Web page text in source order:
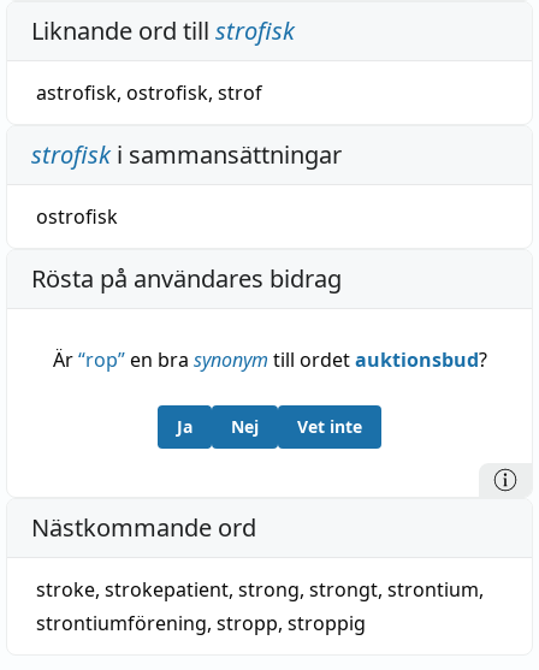
Liknande ord till strofisk
astrofisk, ostrofisk, strof
strofiski sammansättningar
ostrofisk
Rösta på användares bidrag
Är“rop”en bra synonym till ordetauktionsbud?
Ja Nej Vet inte
Nästkommande ord
stroke, strokepatient, strong, strongt, strontium,
strontiumförening, stropp, stroppig